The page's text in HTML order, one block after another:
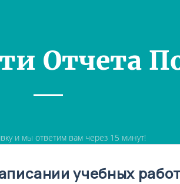
Отчета
и мы ответим вам через 15 минут!
учебных